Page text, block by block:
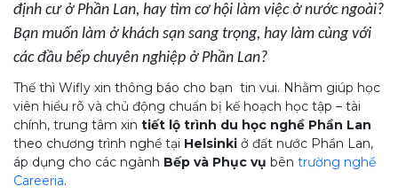
định cư ở Phần Lan, hay tìm cơ hội làm việc ở nước ngoài?
Bạn muốn làm ở khách sạn sang trọng, hay làm cùng với
các đầu bếp chuyên nghiệp ở Phần Lan?
Thế thì Wifly xin thông báo cho bạn tin vui. Nhằm giúp học
viên hiểu rõ và chủ động chuẩn bị kế hoạch học tập – tài
chính, trung tâm xin tiết lộ trình du học nghề Phần Lan
theo chương trình nghề tại Helsinki ở đất nước Phần Lan,
áp dụng cho các ngành Bếp và Phục vụ bên trường nghề
Careeria.